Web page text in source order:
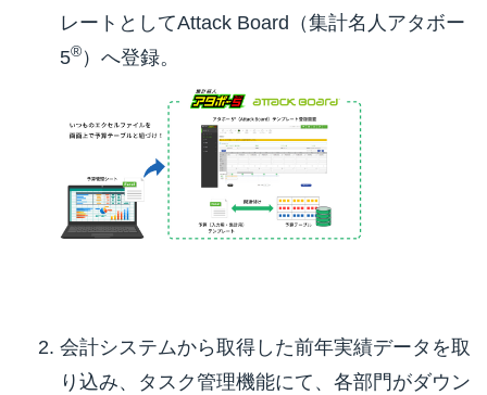
レートとしてAttack Board（集計名人アタボー
5® ）へ登録。
会計システムから取得した前年実績データを取
り込み、タスク管理機能にて、各部門がダウン